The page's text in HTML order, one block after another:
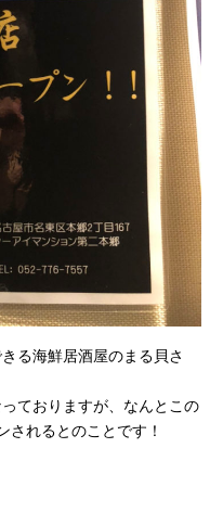
る海鮮居酒屋のまる貝さ
ておりますが、なんとこの
されるとのことです！